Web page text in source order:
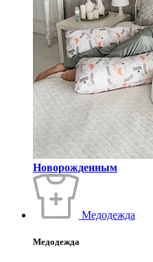
Новорожденным
Медодежда
Медодежда